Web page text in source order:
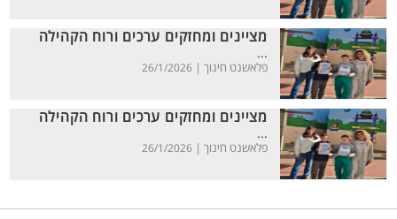
מציינים ומחזקים ערכים ורוח הקהילה
...
פלאשנט חינוך | 26/1/2026
מציינים ומחזקים ערכים ורוח הקהילה
...
פלאשנט חינוך | 26/1/2026